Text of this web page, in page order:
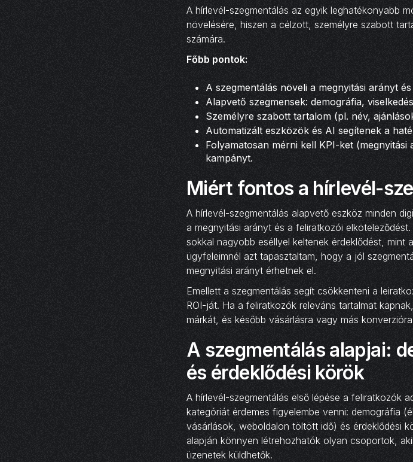
A hírlevél-szegmentálás az egyik leghatékonyabb
növelésére, hiszen a célzott, személyre szabott
számára.
Főbb pontok:
A szegmentálás növeli a megnyitási arányt
Alapvető szegmensek: demográfia,
Személyre szabott tartalom (pl. név,
Automatizált eszközök és AI segítenek a
Folyamatosan mérni kell KPI-ket
kampányt.
Miért fontos a hírlevél-
A hírlevél-szegmentálás alapvető eszköz minden
a megnyitási arányt és a feliratkozói
sokkal nagyobb eséllyel keltenek érdeklődést, mint
ügyfeleimnél azt tapasztaltam, hogy a jól
megnyitási arányt érhetnek el.
Emellett a szegmentálás segít csökkenteni a
ROI-ját. Ha a feliratkozók releváns tartalmat
márkát, és később vásárlásra vagy más
A szegmentálás alapjai:
és érdeklődési körök
A hírlevél-szegmentálás első lépése a feliratkozók
kategóriát érdemes figyelembe venni: demográfia
vásárlások, weboldalon töltött idő) és érdeklődési
alapján könnyen létrehozhatók olyan csoportok,
üzenetek küldhetők.